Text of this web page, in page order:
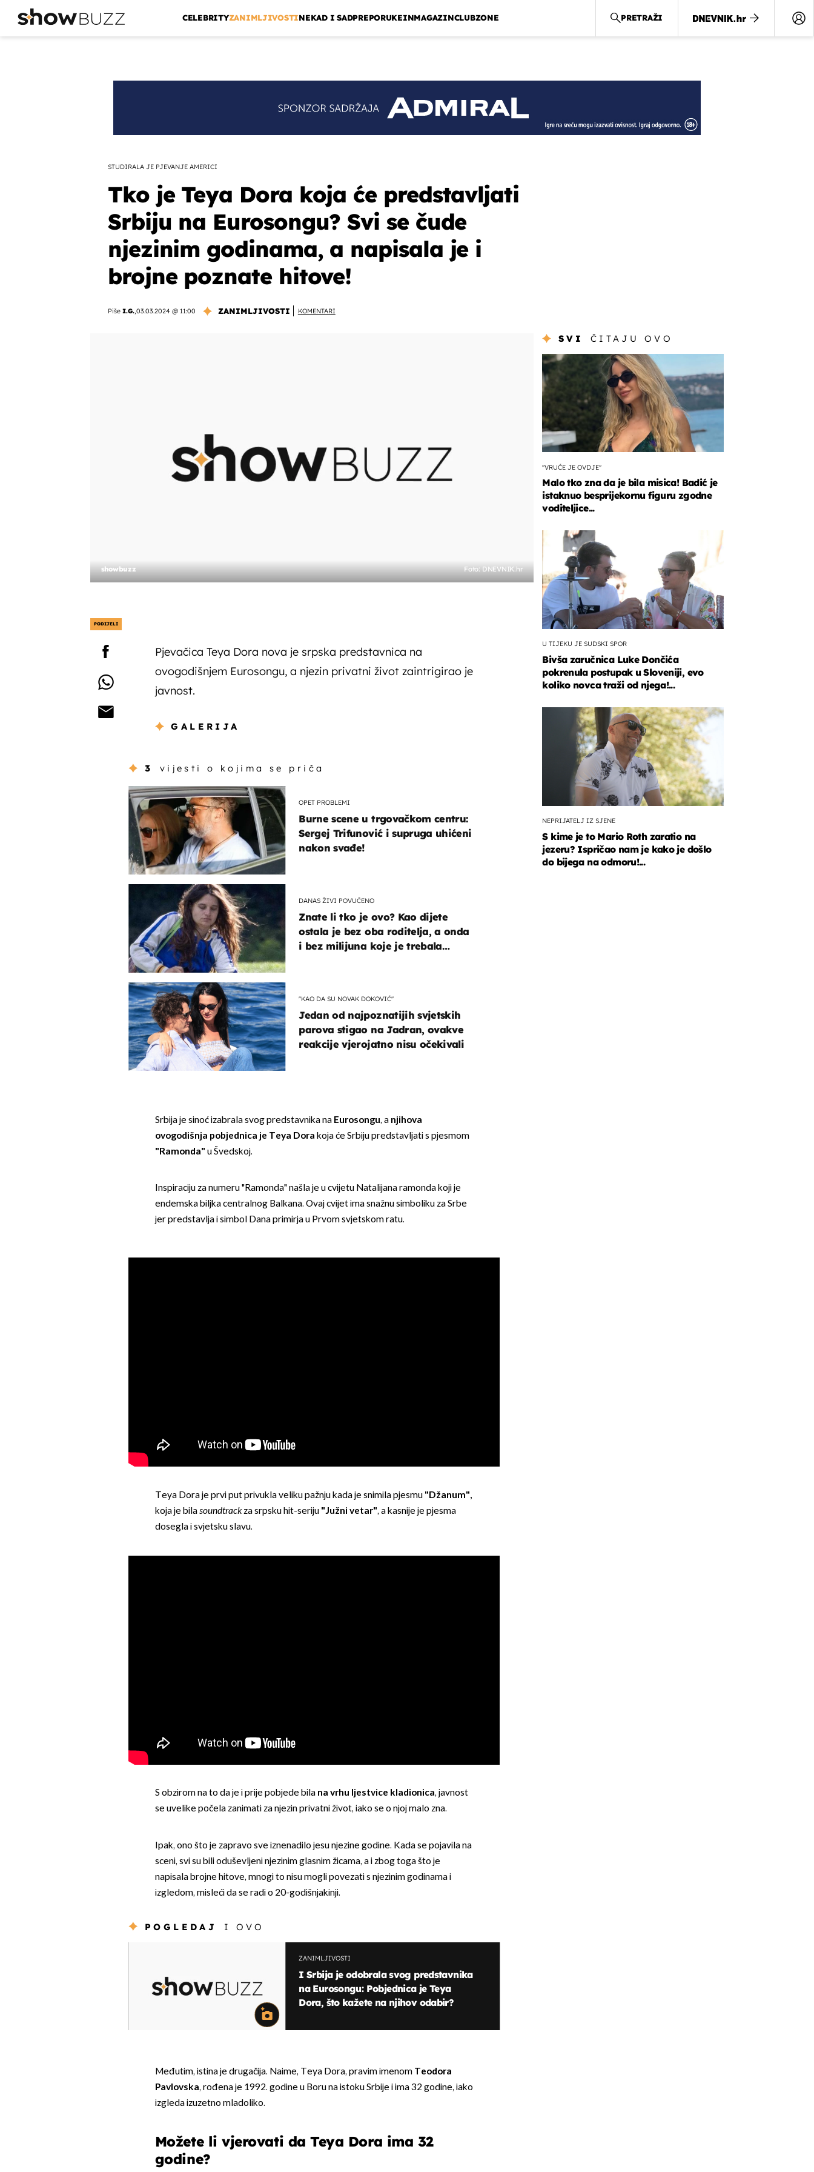
CELEBRITYZANIMLJIVOSTINEKAD I SADPREPORUKEINMAGAZINCLUBZONE PRETRAŽI
STUDIRALA JE PJEVANJE AMERICI
Tko je Teya Dora koja će predstavljati
Srbiju na Eurosongu? Svi se čude
njezinim godinama, a napisala je i
brojne poznate hitove!
Piše I.G.,03.03.2024 @ 11:00 ZANIMLJIVOSTI KOMENTARI
showbuzz Foto: DNEVNIK.hr
PODIJELI
Pjevačica Teya Dora nova je srpska predstavnica na
ovogodišnjem Eurosongu, a njezin privatni život zaintrigirao je
javnost.
GALERIJA
3 vijesti o kojima se priča
OPET PROBLEMI
Burne scene u trgovačkom centru:
Sergej Trifunović i supruga uhićeni
nakon svađe!
DANAS ŽIVI POVUČENO
Znate li tko je ovo? Kao dijete
ostala je bez oba roditelja, a onda
i bez milijuna koje je trebala
"KAO DA SU NOVAK ĐOKOVIĆ"
Jedan od najpoznatijih svjetskih
parova stigao na Jadran, ovakve
reakcije vjerojatno nisu očekivali
Srbija je sinoć izabrala svog predstavnika na Eurosongu, a njihova
ovogodišnja pobjednica je Teya Dora koja će Srbiju predstavljati s pjesmom
"Ramonda" u Švedskoj.
Inspiraciju za numeru "Ramonda" našla je u cvijetu Natalijana ramonda koji je
endemska biljka centralnog Balkana. Ovaj cvijet ima snažnu simboliku za Srbe
jer predstavlja i simbol Dana primirja u Prvom svjetskom ratu.
Teya Dora je prvi put privukla veliku pažnju kada je snimila pjesmu "Džanum",
koja je bilasoundtrackza srpsku hit-seriju "Južni vetar", a kasnije je pjesma
dosegla i svjetsku slavu.
S obzirom na to da je i prije pobjede bila na vrhu ljestvice kladionica, javnost
se uvelike počela zanimati za njezin privatni život, iako se o njoj malo zna.
Ipak, ono što je zapravo sve iznenadilo jesu njezine godine. Kada se pojavila na
sceni, svi su bili oduševljeni njezinim glasnim žicama, a i zbog toga što je
napisala brojne hitove, mnogi to nisu mogli povezati s njezinim godinama i
izgledom, misleći da se radi o 20-godišnjakinji.
POGLEDAJ I OVO
ZANIMLJIVOSTI
I Srbija je odobrala svog predstavnika
na Eurosongu: Pobjednica je Teya
Dora, što kažete na njihov odabir?
Međutim, istina je drugačija. Naime, Teya Dora, pravim imenom Teodora
Pavlovska, rođena je 1992. godine u Boru na istoku Srbije i ima 32 godine, iako
izgleda izuzetno mladoliko.
Možete li vjerovati da Teya Dora ima 32
godine?
SVI ČITAJU OVO
"VRUĆE JE OVDJE"
Malo tko zna da je bila misica! Badić je
istaknuo besprijekornu figuru zgodne
voditeljice...
U TIJEKU JE SUDSKI SPOR
Bivša zaručnica Luke Dončića
pokrenula postupak u Sloveniji, evo
koliko novca traži od njega!...
NEPRIJATELJ IZ SJENE
S kime je to Mario Roth zaratio na
jezeru? Ispričao nam je kako je došlo
do bijega na odmoru!...
OMOGUĆI OBAVIJESTI